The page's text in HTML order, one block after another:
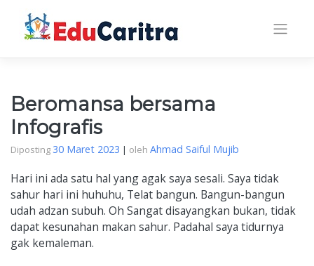
content
Beromansa bersama
Infografis
Diposting 30 Maret 2023 | oleh Ahmad Saiful Mujib
Hari ini ada satu hal yang agak saya sesali. Saya tidak
sahur hari ini huhuhu, Telat bangun. Bangun-bangun
udah adzan subuh. Oh Sangat disayangkan bukan, tidak
dapat kesunahan makan sahur. Padahal saya tidurnya
gak kemaleman.